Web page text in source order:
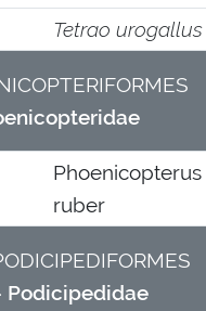
Tetrao urogallus
Phoenicopterus
ruber
Podicipedidae